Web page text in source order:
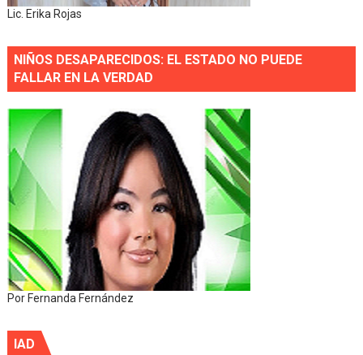
Lic. Erika Rojas
NIÑOS DESAPARECIDOS: EL ESTADO NO PUEDE
FALLAR EN LA VERDAD
Por Fernanda Fernández
IAD